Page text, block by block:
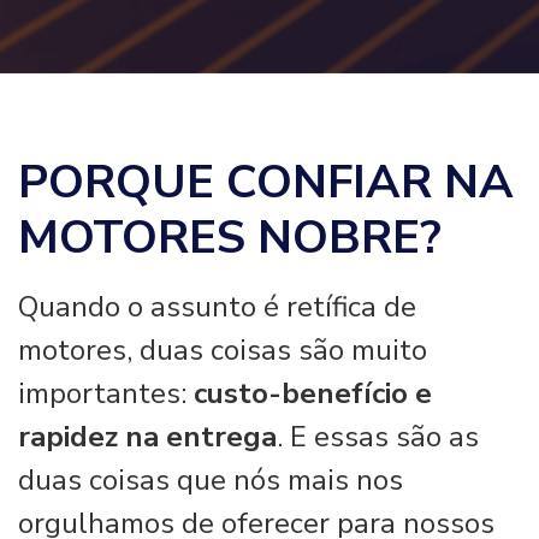
PORQUE CONFIAR NA
MOTORES NOBRE?
Quando o assunto é retífica de
motores, duas coisas são muito
importantes: custo-benefício e
rapidez na entrega. E essas são as
duas coisas que nós mais nos
orgulhamos de oferecer para nossos